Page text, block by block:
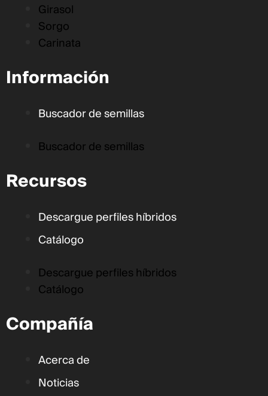
Girasol
Sorgo
Carinata
Información
Buscador de semillas
Buscador de semillas
Recursos
Descargue perfiles híbridos
Catálogo
Descargue perfiles híbridos
Catálogo
Compañía
Acerca de
Noticias